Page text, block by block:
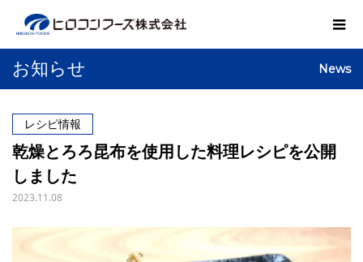
お知らせ News
レシピ情報
乾燥とろろ昆布を使用した料理レシピを公開
しました
2023.11.08